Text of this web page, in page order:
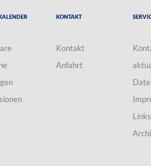
Kontakt
Kontakt
Anfahrt
Links